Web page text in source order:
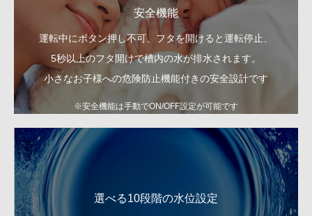
安全機能
運転中にボタン押し不可、フタを開けると運転停止、
5秒以上のフタ開けで槽内の水が排水されます。
小さなお子様への危険防止機能付きの安全設計です
※安全機能は手動でON/OFF設定が可能です
選べる10段階の水位設定